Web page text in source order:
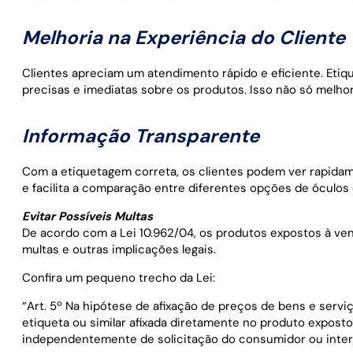
Melhoria na Experiência do Cliente
Clientes apreciam um atendimento rápido e eficiente.
precisas e imediatas sobre os produtos. Isso não só
Informação Transparente
Com a etiquetagem correta, os clientes podem ver
e facilita a comparação entre diferentes opções de óculos
Evitar Possíveis Multas
De acordo com a Lei 10.962/04, os produtos expostos à
multas e outras implicações legais.
Confira um pequeno trecho da Lei:
“Art. 5º Na hipótese de afixação de preços de bens e
etiqueta ou similar afixada diretamente no produto
independentemente de solicitação do consumidor ou